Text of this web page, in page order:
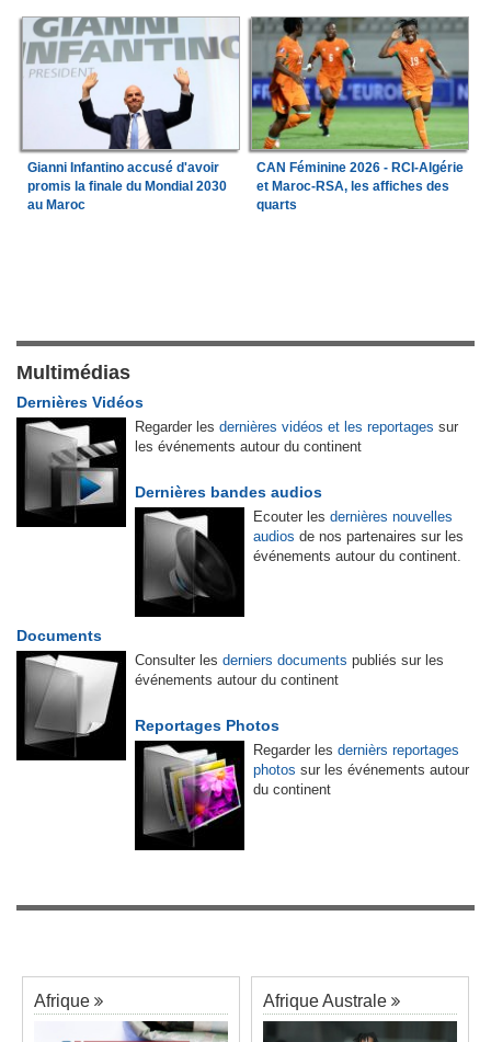
Gianni Infantino accusé d'avoir
promis la finale du Mondial 2030
au Maroc
CAN Féminine 2026 - RCI-Algérie
et Maroc-RSA, les affiches des
quarts
Multimédias
Dernières Vidéos
Regarder les dernières vidéos et les reportages sur
les événements autour du continent
Dernières bandes audios
Ecouter les dernières nouvelles
audios de nos partenaires sur les
événements autour du continent.
Documents
Consulter les derniers documents publiés sur les
événements autour du continent
Reportages Photos
Regarder les dernièrs reportages
photos sur les événements autour
du continent
Afrique Afrique Australe